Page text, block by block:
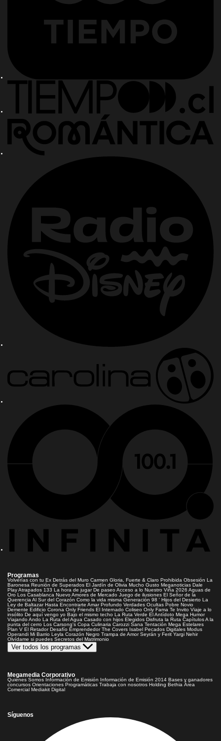
Programas
Volverías con tu Ex Detrás del Muro Carmen Gloria, Fuerte & Claro Prohibida Obsesión La
Baronesa Reunión de Superados El Jardín de Olivia Mucho Gusto Meganoticias Dale
PlayAtrapados 133 La hora de jugar De paseoAcceso a lo Nuestro Viña 2026 Aguas de
Oro Los Casablanca Nuevo Amores de Mercado Juego de ilusiones El Señor de la
Querencia Al Sur del Corazón Como la vida misma Generación 98 ' Hijos del Desierto La
Ley de Baltazar Hasta Encontrarte Amar Profundo Verdades Ocultas Pobre Novio
Demente Edificio Corona Only Friends El Internado Coliseo Only Fama Te Invito Viaje a lo
insólito De aquí vengo yo Bajo el mismo techo La Ruta Verde El Antídoto Mega Humor
Viajando Ando La Ruta del Agua Casado con hijos Elegidos Disfruta la Ruta CapítulosA la
punta del cerro Los Carsong's Copa Culinaria Carozzi Sana Tentación Mega Estelares
Plan V El Retador Desafío Emprendedor The Covers Isabel Pecados Digitales Modus
Operandi Mi Barrio Leyla Corazón Negro Trampa de Amor Seyrán y Ferit Yargi Nehir
Olvídame si puedes Secretos del Matrimonio
Ver todos los programas
Megamedia Corporativo
Quienes Somos Información de Emisión Información de Emisión 2014 Bases y ganadores
concursos Orientaciones Programáticas Trabaja con nosotros Holding Bethia Área
Comercial Mediakit Digital
Síguenos